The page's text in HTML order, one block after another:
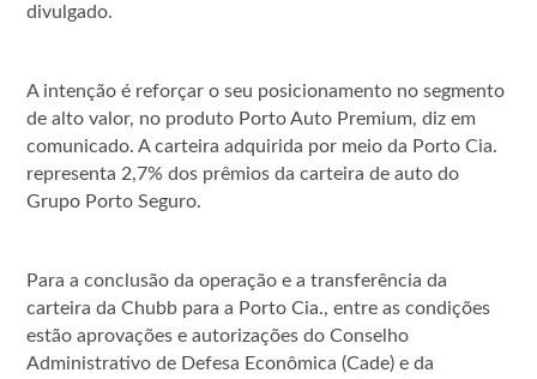
divulgado.
A intenção é reforçar o seu posicionamento no segmento
de alto valor, no produto Porto Auto Premium, diz em
comunicado. A carteira adquirida por meio da Porto Cia.
representa 2,7% dos prêmios da carteira de auto do
Grupo Porto Seguro.
Para a conclusão da operação e a transferência da
carteira da Chubb para a Porto Cia., entre as condições
estão aprovações e autorizações do Conselho
Administrativo de Defesa Econômica (Cade) e da